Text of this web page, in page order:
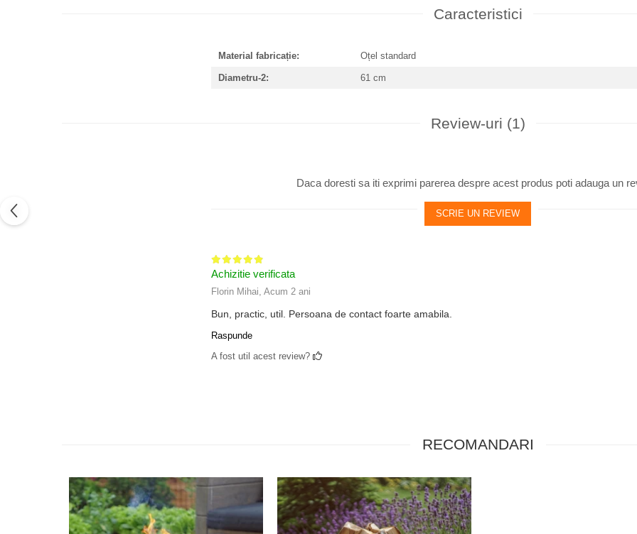
Caracteristici
Material fabricație: Oțel standard
Diametru-2: 61 cm
Review-uri (1)
Daca doresti sa iti exprimi parerea despre acest produs poti adauga un
SCRIE UN REVIEW
Achizitie verificata
Florin Mihai, Acum 2 ani
Bun, practic, util. Persoana de contact foarte amabila.
Raspunde
A fost util acest review?
RECOMANDARI